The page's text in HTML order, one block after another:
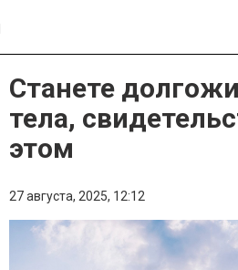
Станете
тела,
этом
27 августа, 2025, 12:12